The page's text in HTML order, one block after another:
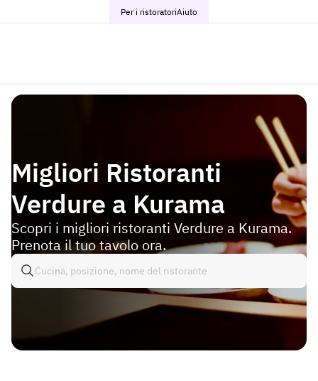
Per i ristoratoriAiuto
Migliori Ristoranti
Verdure a Kurama
Scopri i migliori ristoranti Verdure a Kurama.
Prenota il tuo tavolo ora.